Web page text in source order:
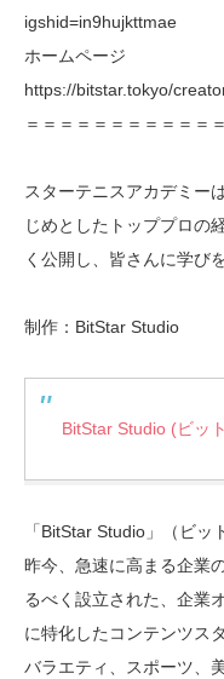
igshid=in9hujkttmae
ホームページ
https://bitstar.tokyo/
＝＝＝＝＝＝＝＝＝＝＝
スターテニスアカデミー
じめとしたトッププロの
く公開し、皆さんに学び
制作：BitStar Studio
BitStar Studio (ビッ
「BitStar Studio」（ビ
昨今、急速に高まる企業
るべく設立された、企業
に特化したコンテンツス
バラエティ、スポーツ、